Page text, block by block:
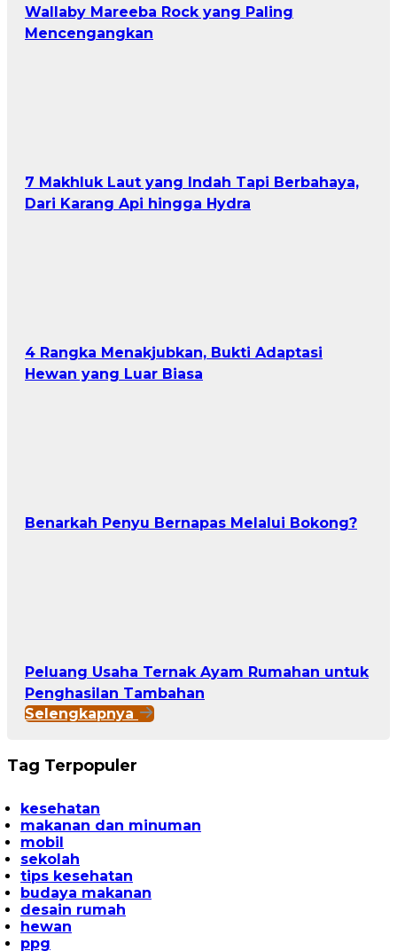
Wallaby Mareeba Rock yang Paling
Mencengangkan
7 Makhluk Laut yang Indah Tapi Berbahaya,
Dari Karang Api hingga Hydra
4 Rangka Menakjubkan, Bukti Adaptasi
Hewan yang Luar Biasa
Benarkah Penyu Bernapas Melalui Bokong?
Peluang Usaha Ternak Ayam Rumahan untuk
Penghasilan Tambahan
Selengkapnya
Tag Terpopuler
kesehatan
makanan dan minuman
mobil
sekolah
tips kesehatan
budaya makanan
desain rumah
hewan
ppg